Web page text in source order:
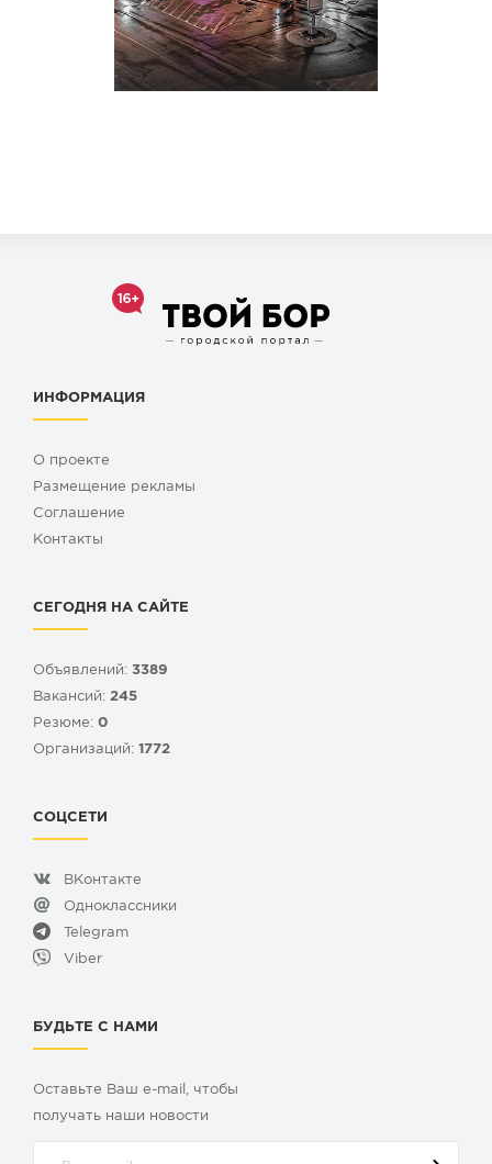
ИНФОРМАЦИЯ
О проекте
Размещение рекламы
Cоглашение
Контакты
СЕГОДНЯ НА САЙТЕ
Объявлений: 3389
Вакансий: 245
Резюме: 0
Организаций: 1772
СОЦСЕТИ
ВКонтакте
Одноклассники
Telegram
Viber
БУДЬТЕ С НАМИ
Оставьте Ваш e-mail, чтобы
получать наши новости